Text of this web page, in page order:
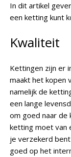
In dit artikel
een ketting kunt
Kwaliteit
Kettingen zijn er
maakt het kopen
namelijk de
een lange
om goed naar de
ketting moet van
je verzekerd
goed op het